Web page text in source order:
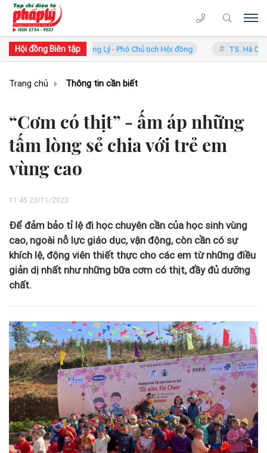
Hội đồng Biên tập
Phan Trung Lý - Phó Chủ tịch Hội đồng TS. Hà Công Anh Bảo -
Trang chủ Thông tin cần biết
“Cơm có thịt” - ấm áp những
tấm lòng sẻ chia với trẻ em
vùng cao
11:45 23/11/2023
Để đảm bảo tỉ lệ đi học chuyên cần của học sinh vùng
cao, ngoài nỗ lực giáo dục, vận động, còn cần có sự
khích lệ, động viên thiết thực cho các em từ những điều
giản dị nhất như những bữa cơm có thịt, đầy đủ dưỡng
chất.